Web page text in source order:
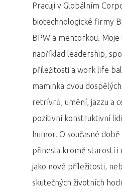
Pracuji v Globálním
biotechnologické firmy
BPW a mentorkou. Moje
například leadership,
příležitosti a work life
maminka dvou
retrívrů, umění, jazzu a
pozitivní konstruktivní
humor. O současné
přinesla kromě starostí i
jako nové příležitosti,
skutečných životních